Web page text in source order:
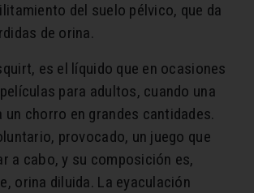
del suelo pélvico, que da
de orina.
es el líquido que en ocasiones
para adultos, cuando una
un chorro en grandes cantidades.
provocado, un juego que
a cabo, y su composición es,
orina diluida. La eyaculación